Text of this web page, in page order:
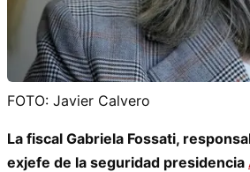
FOTO: Javier Calvero
La fiscal Gabriela Fossati,
exjefe de la seguridad presidencia